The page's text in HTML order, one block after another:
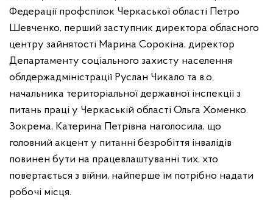
Федерації профспілок Черкаської області Петро
Шевченко, перший заступник директора обласного
центру зайнятості Марина Сорокіна, директор
Департаменту соціального захисту населення
облдержадміністрації Руслан Чикало та в.о.
начальника територіальної державної інспекції з
питань праці у Черкаській області Ольга Хоменко.
Зокрема, Катерина Петрівна наголосила, що
головний акцент у питанні безробіття інвалідів
повинен бути на працевлаштуванні тих, хто
повертається з війни, найперше їм потрібно надати
робочі місця.